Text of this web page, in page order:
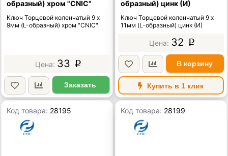
образный) хром "CNIC"
Ключ Торцевой коленчатый 9 х
9мм (L-образный) хром "CNIC"
33 p
Заказать
образный) цинк (И)
Ключ Торцевой коленчатый 9 х
11мм (L-образный) цинк (И)
32 p
В корзину
Купить в 1 клик
Код товара: 28195 Код товара: 28199